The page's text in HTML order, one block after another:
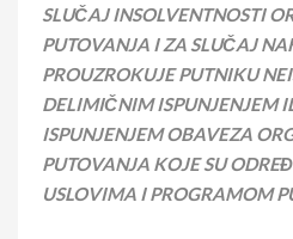
SLUČAJ INSOLVENTNOSTI
PUTOVANJA I ZA SLUČAJ
PROUZROKUJE PUTNIKU
DELIMIČNIM ISPUNJENJEM
ISPUNJENJEM OBAVEZA
PUTOVANJA KOJE SU
USLOVIMA I PROGRAMOM